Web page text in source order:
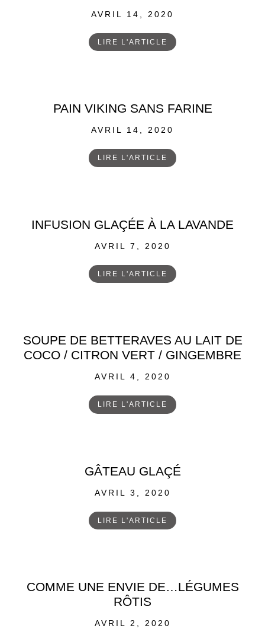
POSTED
AVRIL 14, 2020
LIRE L'ARTICLE
PAIN VIKING SANS FARINE
POSTED
AVRIL 14, 2020
LIRE L'ARTICLE
INFUSION GLAÇÉE À LA LAVANDE
POSTED
AVRIL 7, 2020
LIRE L'ARTICLE
SOUPE DE BETTERAVES AU LAIT DE
COCO / CITRON VERT / GINGEMBRE
POSTED
AVRIL 4, 2020
LIRE L'ARTICLE
GÂTEAU GLAÇÉ
POSTED
AVRIL 3, 2020
LIRE L'ARTICLE
COMME UNE ENVIE DE…LÉGUMES
RÔTIS
POSTED
AVRIL 2, 2020